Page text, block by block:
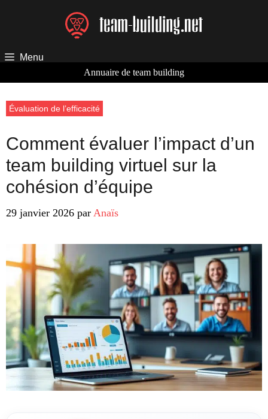
Menu
Annuaire de team building
Évaluation de l’efficacité
Comment évaluer l’impact d’un
team building virtuel sur la
cohésion d’équipe
29 janvier 2026 par Anaïs